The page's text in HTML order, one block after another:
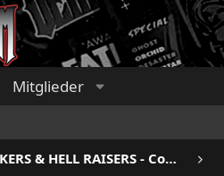
Mitglieder
BEERDRINKERS & HELL RAISERS - Community